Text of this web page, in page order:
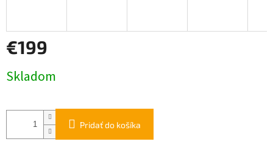
€199
cena:
Skladom
Pridať do košíka